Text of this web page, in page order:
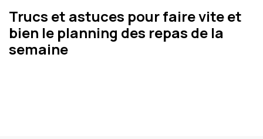
Trucs et astuces pour faire vite et
bien le planning des repas de la
semaine